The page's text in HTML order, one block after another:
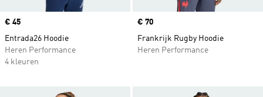
Price
€ 45
Entrada26 Hoodie
Heren Performance
4 kleuren
Price
€ 70
Frankrijk Rugby Hoodie
Heren Performance